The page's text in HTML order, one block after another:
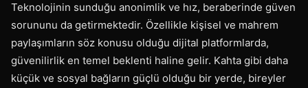
Teknolojinin sunduğu anonimlik ve hız, beraberinde güven
sorununu da getirmektedir. Özellikle kişisel ve mahrem
paylaşımların söz konusu olduğu dijital platformlarda,
güvenilirlik en temel beklenti haline gelir. Kahta gibi daha
küçük ve sosyal bağların güçlü olduğu bir yerde, bireyler